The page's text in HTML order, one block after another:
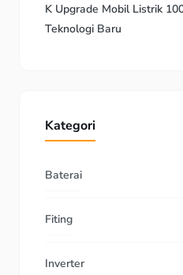
K Upgrade Mobil Listrik
Teknologi Baru
Kategori
Baterai
Fiting
Inverter